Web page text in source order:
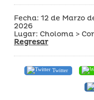
Fecha: 12 de Marzo
2026
Lugar: Choloma >
Regresar
Twitter